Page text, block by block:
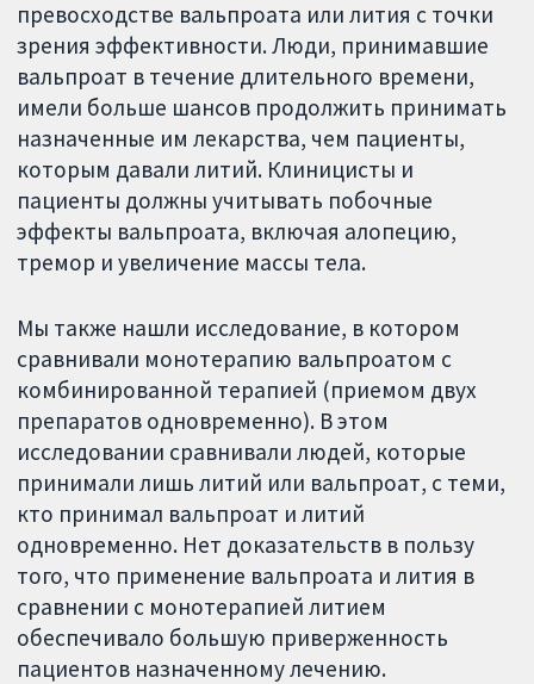
превосходстве вальпроата или лития с точки
зрения эффективности. Люди, принимавшие
вальпроат в течение длительного времени,
имели больше шансов продолжить принимать
назначенные им лекарства, чем пациенты,
которым давали литий. Клиницисты и
пациенты должны учитывать побочные
эффекты вальпроата, включая алопецию,
тремор и увеличение массы тела.
Мы также нашли исследование, в котором
сравнивали монотерапию вальпроатом с
комбинированной терапией (приемом двух
препаратов одновременно). В этом
исследовании сравнивали людей, которые
принимали лишь литий или вальпроат, с теми,
кто принимал вальпроат и литий
одновременно. Нет доказательств в пользу
того, что применение вальпроата и лития в
сравнении с монотерапией литием
обеспечивало большую приверженность
пациентов назначенному лечению.